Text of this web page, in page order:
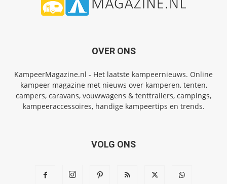
OVER ONS
KampeerMagazine.nl - Het laatste kampeernieuws. Online
kampeer magazine met nieuws over kamperen, tenten,
campers, caravans, vouwwagens & tenttrailers, campings,
kampeeraccessoires, handige kampeertips en trends.
VOLG ONS